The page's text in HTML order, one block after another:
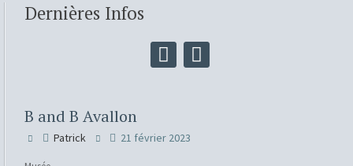
Dernières Infos
B and B Avallon
Patrick 21 février 2023